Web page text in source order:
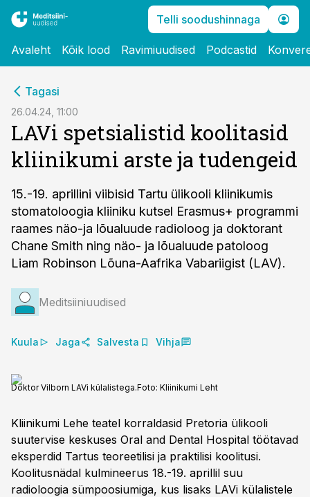
Telli soodushinnaga
Avaleht Kõik lood Ravimiuudised Podcastid
Tagasi
26.04.24, 11:00
LAVi spetsialistid koolitasid
kliinikumi arste ja tudengeid
15.-19. aprillini viibisid Tartu ülikooli kliinikumis
stomatoloogia kliiniku kutsel Erasmus+ programmi
raames näo-ja lõualuude radioloog ja doktorant
Chane Smith ning näo- ja lõualuude patoloog
Liam Robinson Lõuna-Aafrika Vabariigist (LAV).
Meditsiiniuudised
Kuula Jaga Salvesta Vihja
Doktor Vilborn LAVi külalistega.Foto: Kliinikumi Leht
Kliinikumi Lehe teatel korraldasid Pretoria ülikooli
suutervise keskuses Oral and Dental Hospital töötavad
eksperdid Tartus teoreetilisi ja praktilisi koolitusi.
Koolitusnädal kulmineerus 18.-19. aprillil suu
radioloogia sümpoosiumiga, kus lisaks LAVi külalistele